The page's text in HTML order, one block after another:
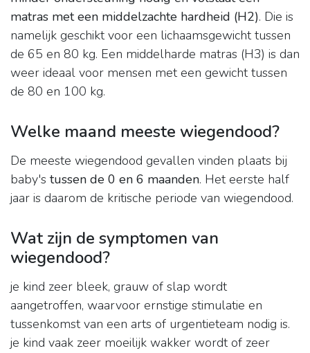
matras met een middelzachte hardheid (H2). Die is
namelijk geschikt voor een lichaamsgewicht tussen
de 65 en 80 kg. Een middelharde matras (H3) is dan
weer ideaal voor mensen met een gewicht tussen
de 80 en 100 kg.
Welke maand meeste wiegendood?
De meeste wiegendood gevallen vinden plaats bij
baby's tussen de 0 en 6 maanden. Het eerste half
jaar is daarom de kritische periode van wiegendood.
Wat zijn de symptomen van
wiegendood?
je kind zeer bleek, grauw of slap wordt
aangetroffen, waarvoor ernstige stimulatie en
tussenkomst van een arts of urgentieteam nodig is.
je kind vaak zeer moeilijk wakker wordt of zeer